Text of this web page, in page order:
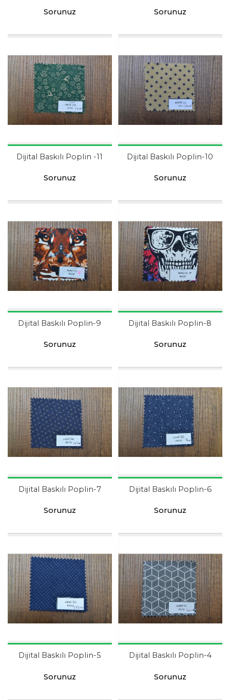
Sorunuz Sorunuz
Dijital Baskılı Poplin -11
Sorunuz
Dijital Baskılı Poplin-10
Sorunuz
Dijital Baskılı Poplin-9
Sorunuz
Dijital Baskılı Poplin-8
Sorunuz
Dijital Baskılı Poplin-7
Sorunuz
Dijital Baskılı Poplin-6
Sorunuz
Dijital Baskılı Poplin-5
Sorunuz
Dijital Baskılı Poplin-4
Sorunuz